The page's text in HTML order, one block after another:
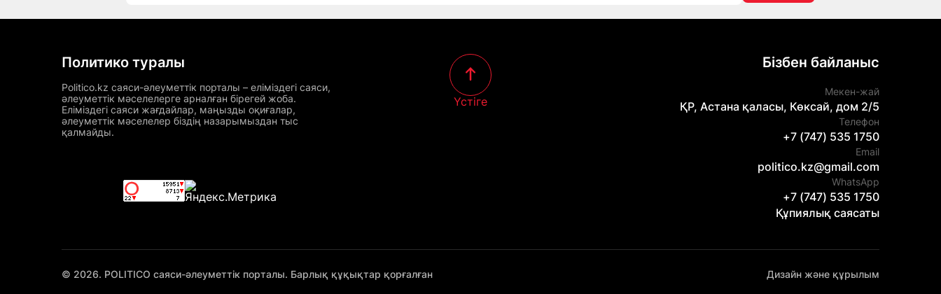
Политико туралы
Politico.kz саяси-әлеуметтік порталы – еліміздегі саяси,
әлеуметтік мәселелерге арналған бірегей жоба.
Еліміздегі саяси жағдайлар, маңызды оқиғалар,
әлеуметтік мәселелер біздің назарымыздан тыс
қалмайды.
Үстіге
Бізбен байланыс
Мекен-жай
ҚР, Астана қаласы, Көксай, дом 2/5
Телефон
+7 (747) 535 1750
Email
politico.kz@gmail.com
WhatsApp
+7 (747) 535 1750
Құпиялық саясаты
© 2026. POLITICO саяси-әлеуметтік порталы. Барлық құқықтар қорғалған Дизайн және құрылым